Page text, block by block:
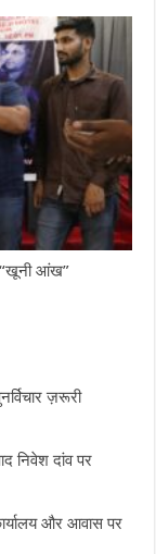
“खूनी आंख”
ज़रूरी
निवेश दांव पर
और आवास पर